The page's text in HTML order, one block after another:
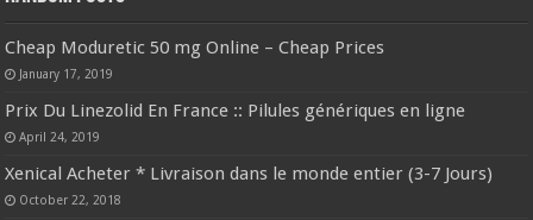
Cheap Moduretic 50 mg Online – Cheap Prices
January 17, 2019
Prix Du Linezolid En France :: Pilules génériques en ligne
April 24, 2019
Xenical Acheter * Livraison dans le monde entier (3-7 Jours)
October 22, 2018